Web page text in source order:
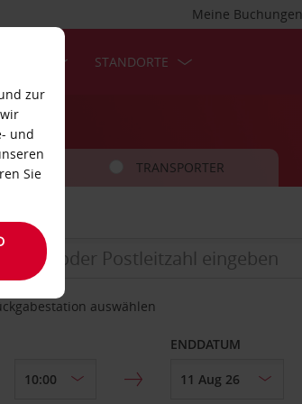
Meine Buchungen
STANDORTE
TRANSPORTER
auswählen
ENDDATUM
zur
und
Sie